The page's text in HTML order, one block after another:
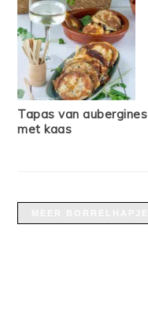
Tapas van aubergines
met kaas